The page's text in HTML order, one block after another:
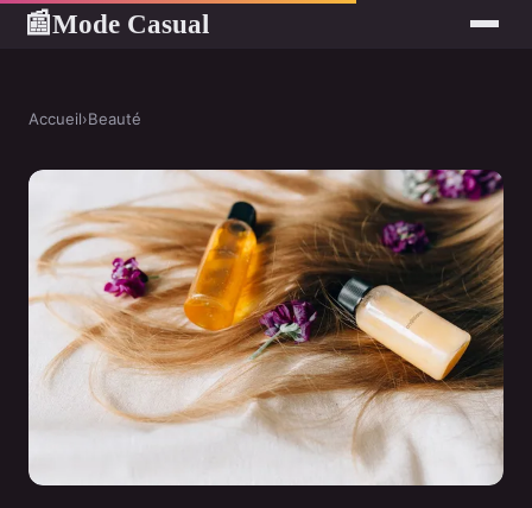
📰Mode Casual
Accueil›Beauté